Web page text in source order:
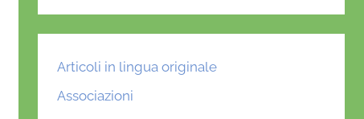
Articoli in lingua originale
Associazioni